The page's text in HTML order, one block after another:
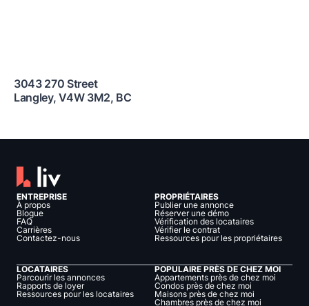
3043 270 Street
Langley,V4W 3M2, BC
ENTREPRISE
À propos
Blogue
FAQ
Carrières
Contactez-nous
PROPRIÉTAIRES
Publier une annonce
Réserver une démo
Vérification des locataires
Vérifier le contrat
Ressources pour les propriétaires
LOCATAIRES
Parcourir les annonces
Rapports de loyer
Ressources pour les locataires
POPULAIRE PRÈS DE CHEZ MOI
Appartements près de chez moi
Condos près de chez moi
Maisons près de chez moi
Chambres près de chez moi